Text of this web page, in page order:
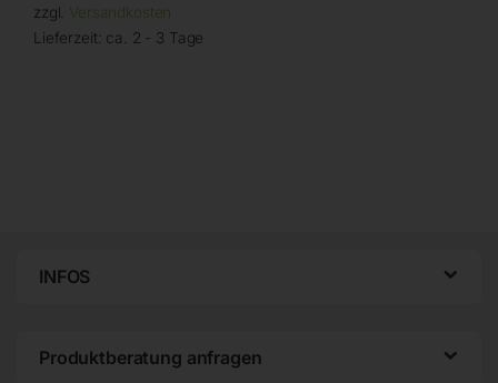
zzgl. Versandkosten
Lieferzeit: ca. 2 - 3 Tage
INFOS
Produktberatung anfragen